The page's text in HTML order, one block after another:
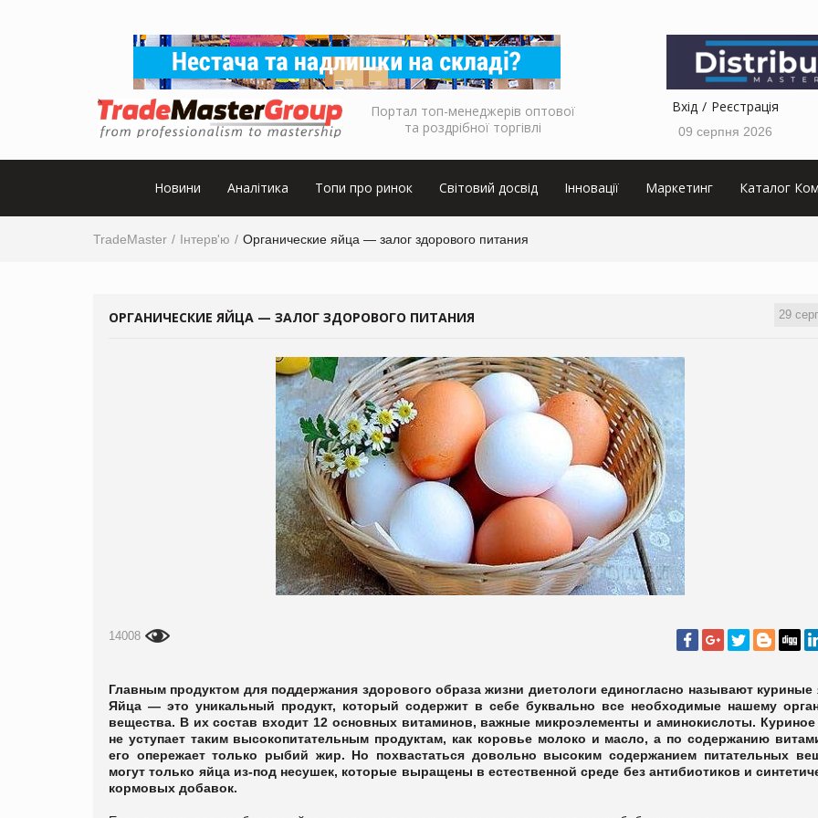
Портал топ-менеджерів оптової
та роздрібної торгівлі
Вхід Реєстрація
09 серпня 2026
Новини Аналітика Топи про ринок Світовий досвід Інновації Маркетинг Каталог
TradeMaster Інтерв'ю Органические яйца — залог здорового питания
29
ОРГАНИЧЕСКИЕ ЯЙЦА — ЗАЛОГ ЗДОРОВОГО ПИТАНИЯ
14008
Главным продуктом для поддержания здорового образа жизни диетологи единогласно называют куриные
Яйца — это уникальный продукт, который содержит в себе буквально все необходимые нашему
вещества. В их состав входит 12 основных витаминов, важные микроэлементы и аминокислоты. Куриное
не уступает таким высокопитательным продуктам, как коровье молоко и масло, а по содержанию
его опережает только рыбий жир. Но похвастаться довольно высоким содержанием питательных
могут только яйца из-под несушек, которые выращены в естественной среде без антибиотиков и
кормовых добавок.